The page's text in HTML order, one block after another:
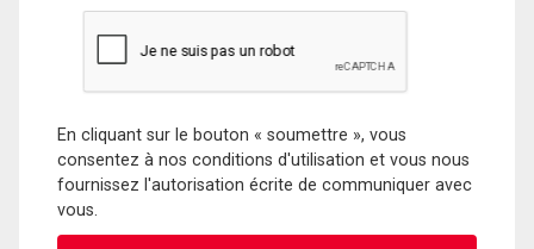
En cliquant sur le bouton « soumettre », vous
consentez à nos conditions d'utilisation et vous nous
fournissez l'autorisation écrite de communiquer avec
vous.